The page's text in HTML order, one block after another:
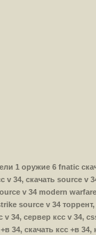
1 оружие 6 fnatic
34, скачать source
v 34 modern
source v 34
v 34, сервер ксс v 34,
34, скачать ксс +в